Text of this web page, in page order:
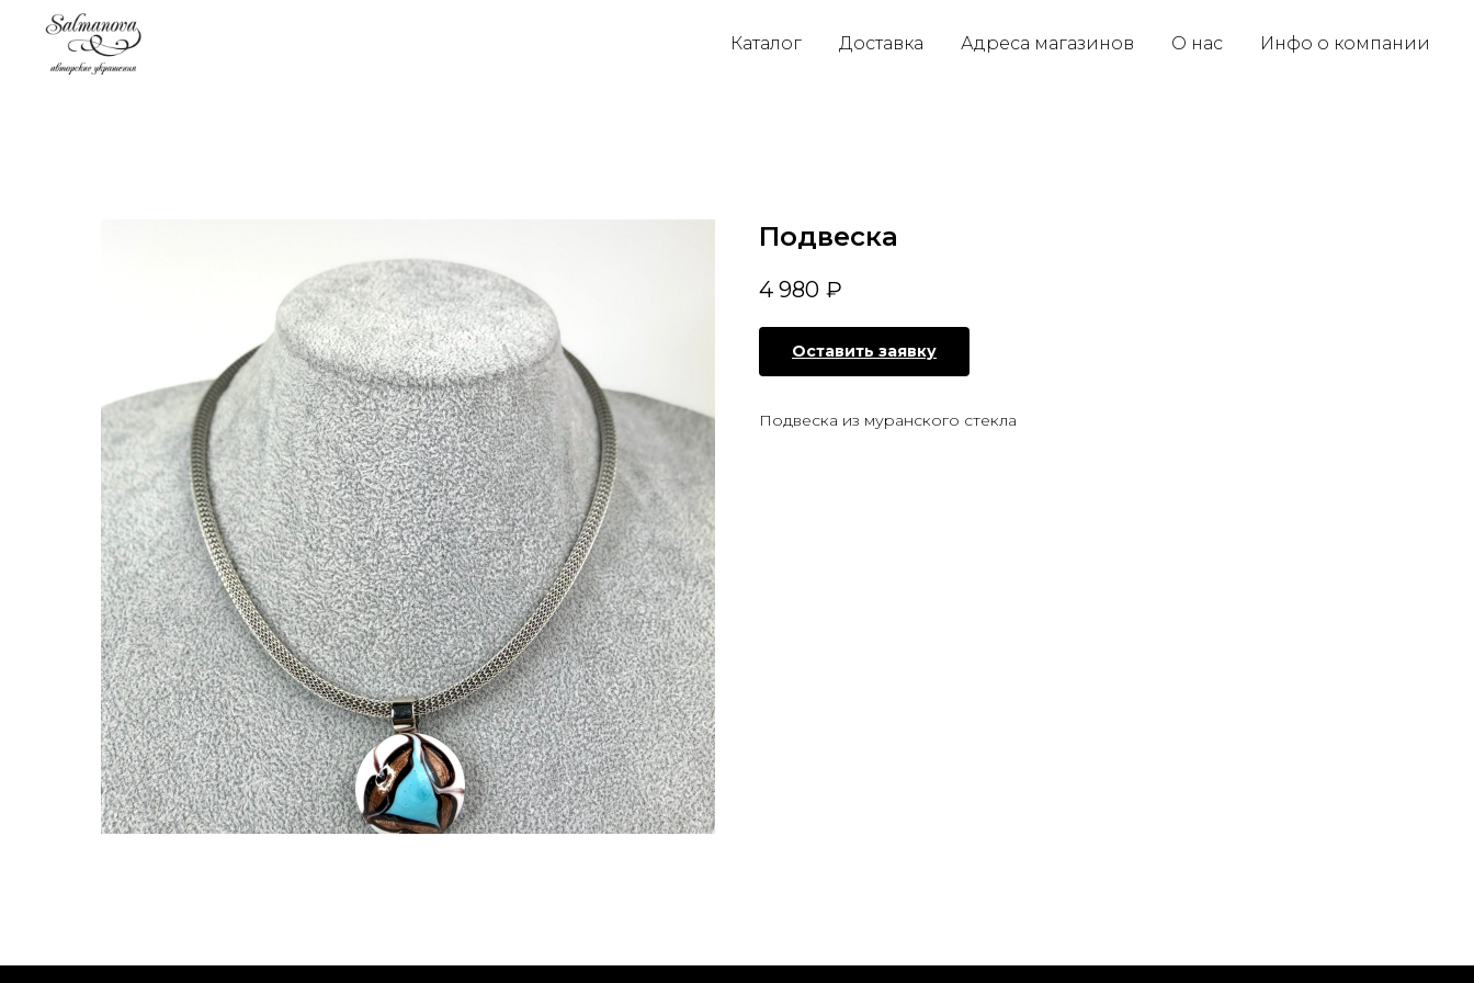
Каталог Доставка Адреса магазинов О нас Инфо о компании
Подвеска
4 980 ₽
Оставить заявку
Подвеска из муранского стекла